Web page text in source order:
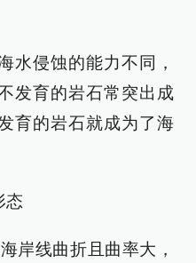
水侵蚀的能力不同，
发育的岩石常突出成
育的岩石就成为了海
态
岸线曲折且曲率大，